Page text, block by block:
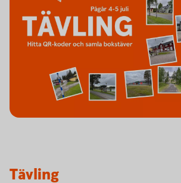
Tävling